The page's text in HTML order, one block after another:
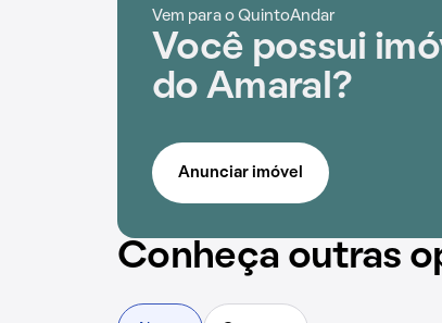
Vem para o QuintoAndar
Você possui
do Amaral?
Anunciar imóvel
Conheça outras